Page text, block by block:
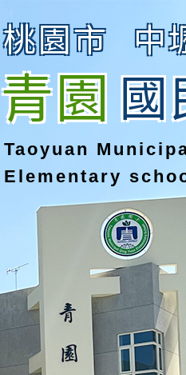
桃園市 中
青園國
Taoyuan
Elementary